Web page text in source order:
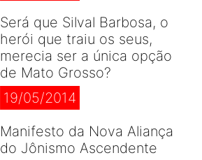
Será que Silval Barbosa, o
herói que traiu os seus,
merecia ser a única opção
de Mato Grosso?
19/05/2014
Manifesto da Nova Aliança
do Jônismo Ascendente